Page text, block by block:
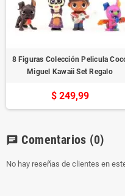
8 Figuras Colección Pelicula
Miguel Kawaii Set Regalo
$ 249,99
chat Comentarios (0)
No hay reseñas de clientes en